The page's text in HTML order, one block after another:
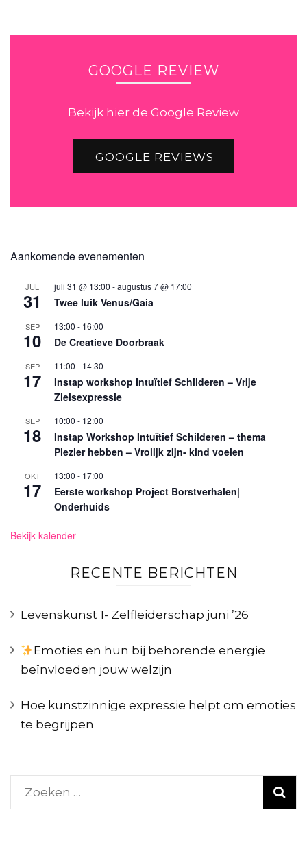
GOOGLE REVIEW
Bekijk hier de Google Review
GOOGLE REVIEWS
Aankomende evenementen
JUL
31
juli 31 @ 13:00 -augustus 7 @ 17:00
Twee luik Venus/Gaia
SEP
10
13:00 - 16:00
De Creatieve Doorbraak
SEP
17
11:00 - 14:30
Instap workshop Intuïtief Schilderen – Vrije
Zielsexpressie
SEP
18
10:00 - 12:00
Instap Workshop Intuïtief Schilderen – thema
Plezier hebben – Vrolijk zijn- kind voelen
OKT
17
13:00 - 17:00
Eerste workshop Project Borstverhalen|
Onderhuids
Bekijk kalender
RECENTE BERICHTEN
Levenskunst 1- Zelfleiderschap juni ’26
Emoties en hun bij behorende energie
beïnvloeden jouw welzijn
Hoe kunstzinnige expressie helpt om emoties
te begrijpen
Zoeken
naar: